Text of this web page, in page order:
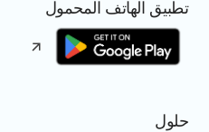
تطبيق الهاتف المحمول
حلول